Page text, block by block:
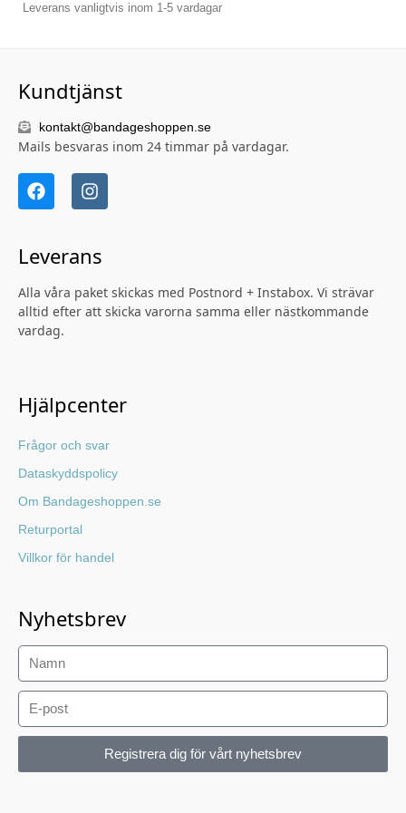
Leverans vanligtvis inom 1-5 vardagar
Kundtjänst
kontakt@bandageshoppen.se
Mails besvaras inom 24 timmar på vardagar.
Leverans
Alla våra paket skickas med Postnord + Instabox. Vi strävar
alltid efter att skicka varorna samma eller nästkommande
vardag.
Hjälpcenter
Frågor och svar
Dataskyddspolicy
Om Bandageshoppen.se
Returportal
Villkor för handel
Nyhetsbrev
Registrera dig för vårt nyhetsbrev